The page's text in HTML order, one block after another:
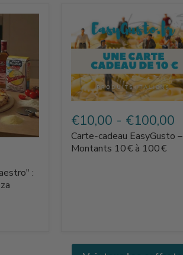
:
EasyGusto
–
Montants
10 €
€10,00 - €100,00
Carte‑cadeau EasyGusto –
Montants 10 € à 100 €